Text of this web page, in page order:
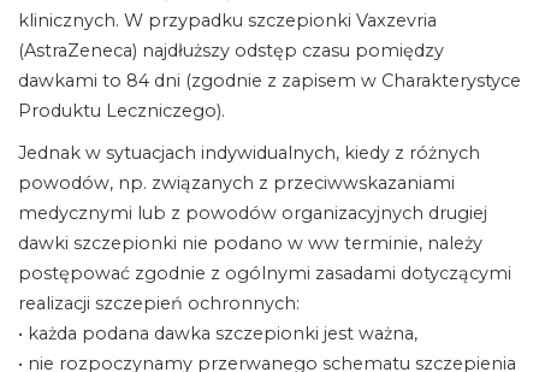
klinicznych. W przypadku szczepionki Vaxzevria
(AstraZeneca) najdłuższy odstęp czasu pomiędzy
dawkami to 84 dni (zgodnie z zapisem w Charakterystyce
Produktu Leczniczego).
Jednak w sytuacjach indywidualnych, kiedy z różnych
powodów, np. związanych z przeciwwskazaniami
medycznymi lub z powodów organizacyjnych drugiej
dawki szczepionki nie podano w ww terminie, należy
postępować zgodnie z ogólnymi zasadami dotyczącymi
realizacji szczepień ochronnych:
• każda podana dawka szczepionki jest ważna,
• nie rozpoczynamy przerwanego schematu szczepienia